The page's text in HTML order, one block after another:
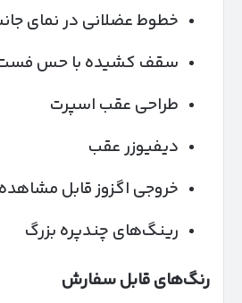
خطوط عضلانی در نمای
سقف کشیده با حس
طراحی عقب اسپرت
دیفیوزر عقب
خروجی اگزوز قابل مشاهده
رینگ‌های چندپره بزرگ
رنگ‌های قابل سفارش